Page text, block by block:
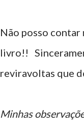
Não posso
livro!!
reviravoltas que
Minhas